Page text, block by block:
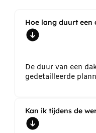
Hoe lang duurt een
De duur van een
gedetailleerde
Kan ik tijdens de